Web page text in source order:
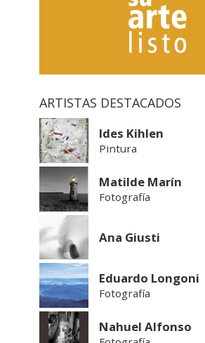
ARTISTAS DESTACADOS
Ides Kihlen
Pintura
Matilde Marín
Fotografía
Ana Giusti
Eduardo Longoni
Fotografía
Nahuel Alfonso